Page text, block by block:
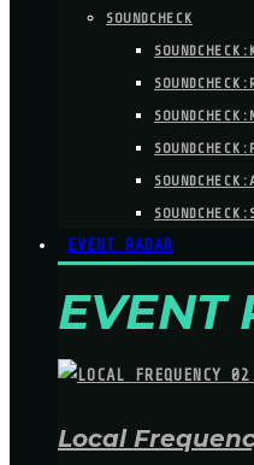
SOUNDCHECK
EVENT RADAR
EVENT
Local